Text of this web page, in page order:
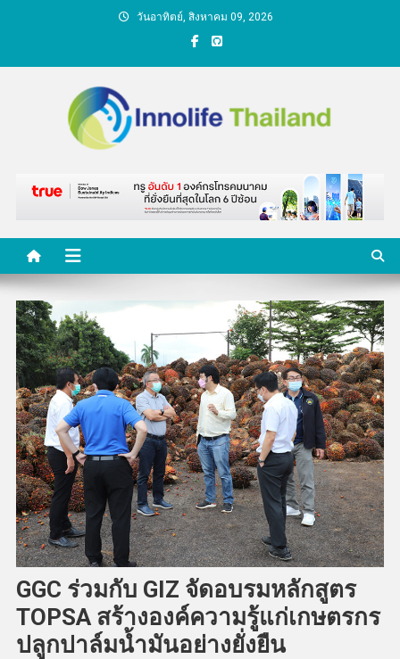
วันอาทิตย์, สิงหาคม 09, 2026
คนกับความคิด ชีวิตกับ
นวัตกรรม
GGC ร่วมกับ GIZ จัดอบรมหลักสูตร
TOPSA สร้างองค์ความรู้แก่เกษตรกร
ปลูกปาล์มน้ำมันอย่างยั่งยืน